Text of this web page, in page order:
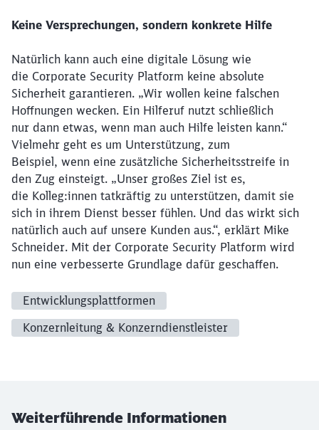
Keine Versprechungen, sondern konkrete Hilfe
Natürlich kann auch eine digitale Lösung wie
die Corporate Security Platform keine absolute
Sicherheit garantieren. „Wir wollen keine falschen
Hoffnungen wecken. Ein Hilferuf nutzt schließlich
nur dann etwas, wenn man auch Hilfe leisten kann.“
Vielmehr geht es um Unterstützung, zum
Beispiel, wenn eine zusätzliche Sicherheitsstreife in
den Zug einsteigt. „Unser großes Ziel ist es,
die Kolleg:innen tatkräftig zu unterstützen, damit sie
sich in ihrem Dienst besser fühlen. Und das wirkt sich
natürlich auch auf unsere Kunden aus.“, erklärt Mike
Schneider. Mit der Corporate Security Platform wird
nun eine verbesserte Grundlage dafür geschaffen.
Entwicklungsplattformen
Konzernleitung & Konzerndienstleister
Weiterführende Informationen